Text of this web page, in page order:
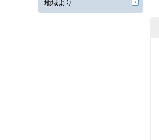
地域より